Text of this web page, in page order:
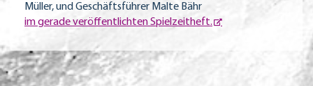
Müller, und Geschäftsführer Malte Bähr
im gerade veröffentlichten Spielzeitheft.